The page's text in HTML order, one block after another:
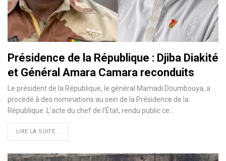
Présidence de la République : Djiba Diakité
et Général Amara Camara reconduits
Le président de la République, le général Mamadi Doumbouya, a
procédé à des nominations au sein de la Présidence de la
République. L’acte du chef de l’État, rendu public ce…
LIRE LA SUITE...